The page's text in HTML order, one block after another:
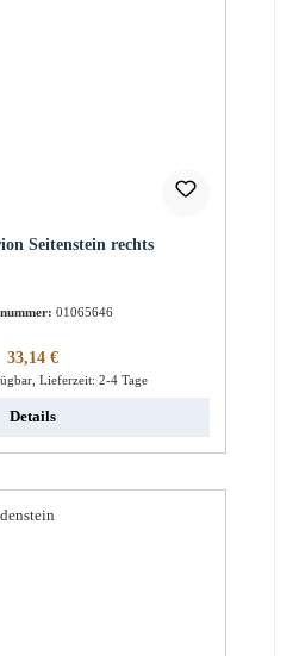
Seitenstein rechts
01065646
Regulärer Preis:
33,14 €
Lieferzeit: 2-4 Tage
Details